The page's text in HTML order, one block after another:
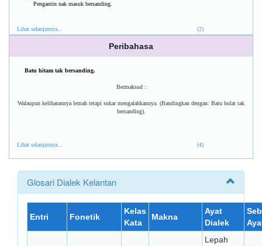
Pengantin nak masuk bersanding.
Lihat selanjutnya... (2)
Peribahasa
Batu hitam tak bersanding.
Bermaksud :
Walaupun kelihatannya lemah tetapi sukar mengalahkannya. (Bandingkan dengan: Batu bulat tak
bersanding).
Lihat selanjutnya... (4)
Glosari Dialek Kelantan
Entri Fonetik
Kelas
Kata
Makna
Ayat
Dialek
Lepah